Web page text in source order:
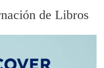
de Libros